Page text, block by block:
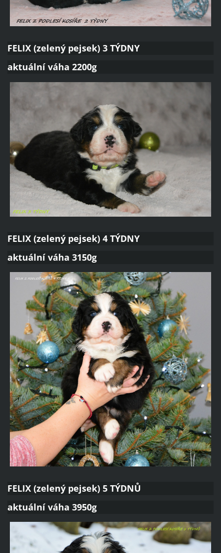
FELIX (zelený pejsek) 3 TÝDNY
aktuální váha 2200g
FELIX (zelený pejsek) 4 TÝDNY
aktuální váha 3150g
FELIX (zelený pejsek) 5 TÝDNŮ
aktuální váha 3950g